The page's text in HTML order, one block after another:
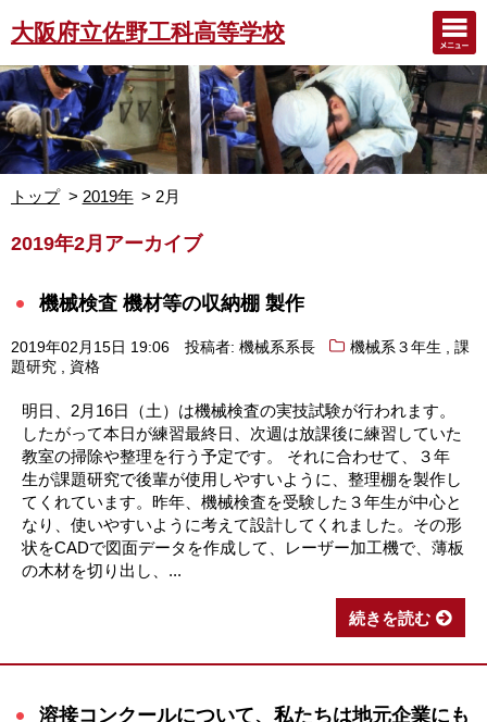
大阪府立佐野工科高等学校
トップ 2019年 2月
2019年2月アーカイブ
機械検査 機材等の収納棚 製作
2019年02月15日 19:06 投稿者: 機械系系長 機械系３年生 ,課
題研究
資格
明日、2月16日（土）は機械検査の実技試験が行われます。
したがって本日が練習最終日、次週は放課後に練習していた
教室の掃除や整理を行う予定です。 それに合わせて、３年
生が課題研究で後輩が使用しやすいように、整理棚を製作し
てくれています。昨年、機械検査を受験した３年生が中心と
なり、使いやすいように考えて設計してくれました。その形
状をCADで図面データを作成して、レーザー加工機で、薄板
の木材を切り出し、...
続きを読む
溶接コンクールについて、私たちは地元企業にも